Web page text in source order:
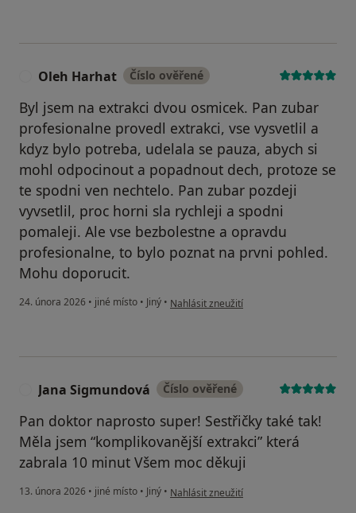
Oleh Harhat Číslo ověřené
Byl jsem na extrakci dvou osmicek. Pan zubar
profesionalne provedl extrakci, vse vysvetlil a
kdyz bylo potreba, udelala se pauza, abych si
mohl odpocinout a popadnout dech, protoze se
te spodni ven nechtelo. Pan zubar pozdeji
vyvsetlil, proc horni sla rychleji a spodni
pomaleji. Ale vse bezbolestne a opravdu
profesionalne, to bylo poznat na prvni pohled.
Mohu doporucit.
24. února 2026 • jiné místo • Jiný • podle názoru uživatele Oleh Harhat
Nahlásit zneužití
Jana Sigmundová Číslo ověřené
Pan doktor naprosto super! Sestřičky také tak!
Měla jsem “komplikovanější extrakci” která
zabrala 10 minut Všem moc děkuji
13. února 2026 • jiné místo • Jiný • podle názoru uživatele Jana Sigmundová
Nahlásit zneužití